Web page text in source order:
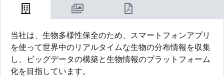
当社は、生物多様性保全のため、スマートフォンアプリ
を使って世界中のリアルタイムな生物の分布情報を収集
し、ビッグデータの構築と生物情報のプラットフォーム
化を目指しています。